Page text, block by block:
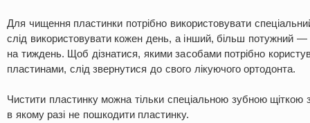
Для чищення пластинки потрібно використовувати
слід використовувати кожен день, а інший, більш потужний
на тиждень. Щоб дізнатися, якими засобами потрібно
пластинами, слід звернутися до свого лікуючого ортодонта.
Чистити пластинку можна тільки спеціальною зубною
в якому разі не пошкодити пластинку.